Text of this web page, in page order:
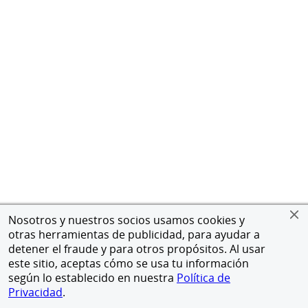
Nosotros y nuestros socios usamos cookies y
otras herramientas de publicidad, para ayudar a
detener el fraude y para otros propósitos. Al usar
este sitio, aceptas cómo se usa tu información
según lo establecido en nuestra Política de
Privacidad.